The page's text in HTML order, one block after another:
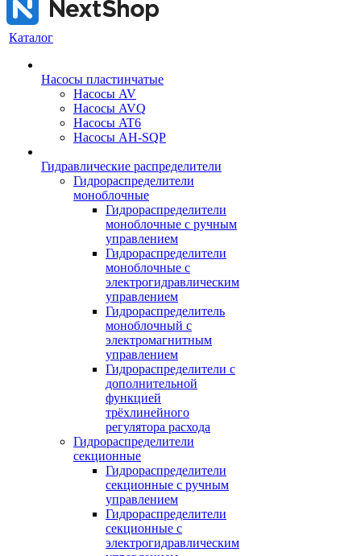
Каталог
Насосы пластинчатые
Насосы AV
Насосы AVQ
Насосы AT6
Насосы AH-SQP
Гидравлические распределители
Гидрораспределители
моноблочные
Гидрораспределители
моноблочные с ручным
управлением
Гидрораспределители
моноблочные с
электрогидравлическим
управлением
Гидрораспределитель
моноблочный с
электромагнитным
управлением
Гидрораспределители с
дополнительной
функцией
трёхлинейного
регулятора расхода
Гидрораспределители
секционные
Гидрораспределители
секционные с ручным
управлением
Гидрораспределители
секционные с
электрогидравлическим